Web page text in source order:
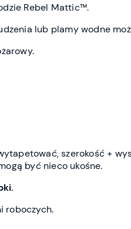
Rebel Mattic™.
lub plamy wodne
szerokość +
być nieco ukośne.
roboczych.